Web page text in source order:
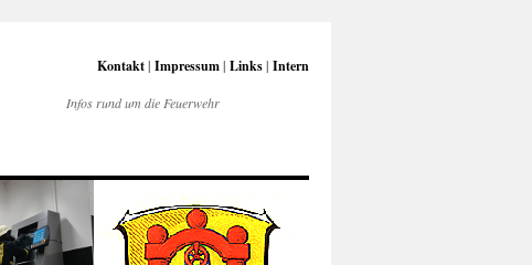
Kontakt| Impressum| Links| Intern
Infos rund um die Feuerwehr